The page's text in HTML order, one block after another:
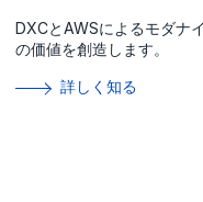
DXCとAWSによるモダナ
の価値を創造します。
詳しく知る